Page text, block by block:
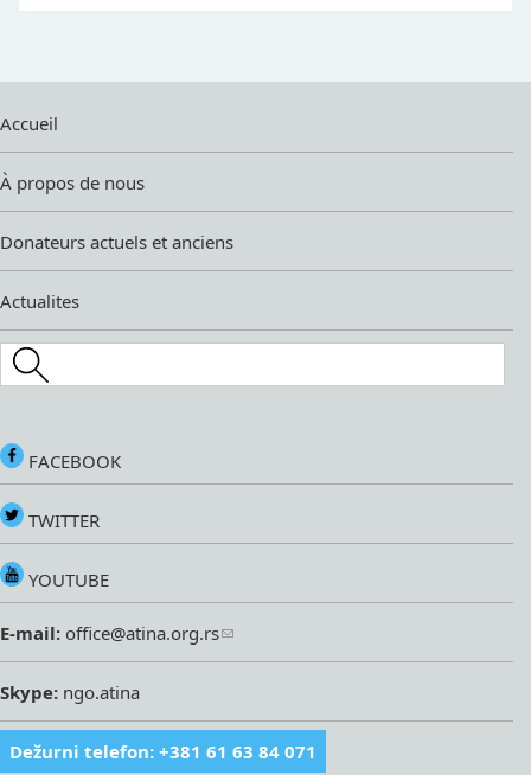
Accueil
À propos de nous
Donateurs actuels et anciens
Actualites
Search this site
FACEBOOK
TWITTER
YOUTUBE
E-mail: office@atina.org.rs
Skype: ngo.atina
Dežurni telefon: +381 61 63 84 071